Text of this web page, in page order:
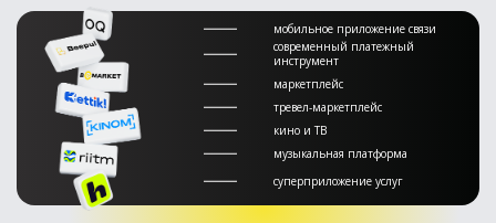
мобильное приложение связи
современный платежный
инструмент
маркетплейс
тревел-маркетплейс
кино и ТВ
музыкальная платформа
суперприложение услуг